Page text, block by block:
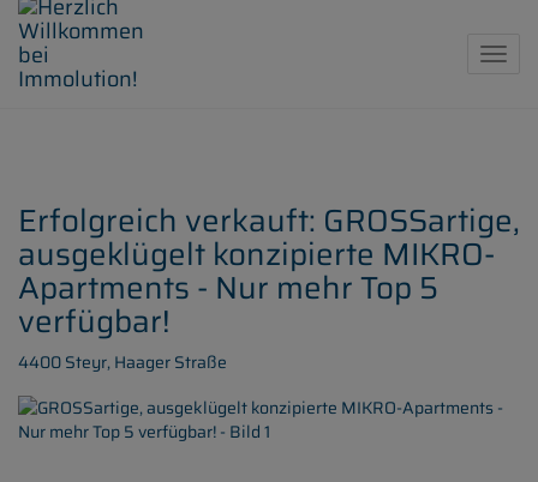
Erfolgreich verkauft: GROSSartige,
ausgeklügelt konzipierte MIKRO-
Apartments - Nur mehr Top 5
verfügbar!
4400 Steyr, Haager Straße